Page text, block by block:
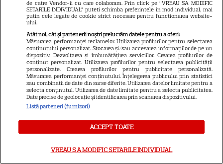
7
Ryan Gosling este noul Ghost
Rider din Universul Marvel.
Anunțul făcut la Comic-Con i-
a entuziasmat pe fani
DISNEY PLUS
„Diavolul se îmbracă de la
Prada 2” s-a lansat pe Disney+.
Meryl Streep și Anne
Hathaway revin la revista
de catre Vendor-ii cu care colaboram. Prin click pe “VREAU SA MODIFIC
SETARILE INDIVIDUAL” puteti schimba preferintele in mod individual, mai
putin cele legate de cookie strict necesare pentru functionarea website-
ului.
Atât noi, cât și partenerii noștri prelucrăm datele pentru a oferi:
Măsurarea performanței reclamelor. Utilizarea profilurilor pentru selectarea
conținutului personalizat. Stocarea și/sau accesarea informațiilor de pe un
dispozitiv. Dezvoltarea și îmbunătățirea serviciilor. Crearea profilurilor de
conținut personalizat. Utilizarea profilurilor pentru selectarea publicității
personalizate. Crearea profilurilor pentru publicitate personalizată.
Măsurarea performanței conținutului. Înțelegerea publicului prin statistici
sau combinații de date din surse diferite. Utilizarea datelor limitate pentru a
selecta conținutul. Utilizarea de date limitate pentru a selecta publicitatea.
Date precise de geolocație și identificarea prin scanarea dispozitivului.
Listă parteneri (furnizori)
ACCEPT TOATE
VREAU SA MODIFIC SETARILE INDIVIDUAL